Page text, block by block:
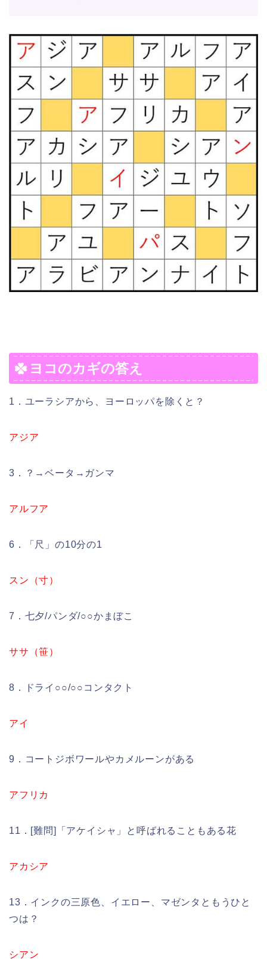
ヨコのカギの答え
1．ユーラシアから、ヨーロッパを除くと？
アジア
3．？→ベータ→ガンマ
アルフア
6．「尺」の10分の1
スン（寸）
7．七夕/パンダ/○○かまぼこ
ササ（笹）
8．ドライ○○/○○コンタクト
アイ
9．コートジボワールやカメルーンがある
アフリカ
11．[難問]「アケイシャ」と呼ばれることもある花
アカシア
13．インクの三原色、イエロー、マゼンタともうひと
つは？
シアン